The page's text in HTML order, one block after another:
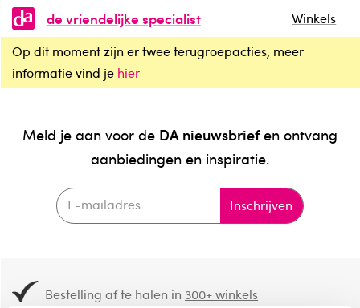
de vriendelijke specialist
Winkels
Op dit moment zijn er twee terugroepacties, meer
informatie vind je hier
Meld je aan voor de DA nieuwsbriefen ontvang
aanbiedingen en inspiratie.
Inschrijven
Bestelling af te halen in300+ winkels